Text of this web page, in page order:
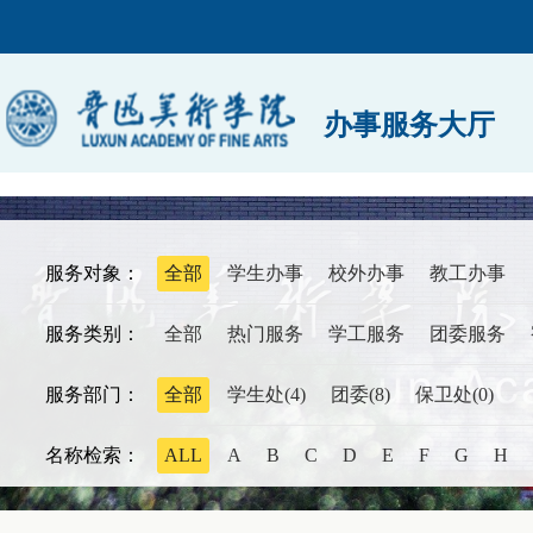
办事服务大厅
服务对象： 全部 学生办事 校外办事 教工办事
服务类别： 全部 热门服务 学工服务 团委服务
服务部门： 全部 学生处(4) 团委(8) 保卫处(0)
名称检索： ALL A B C D E F G H